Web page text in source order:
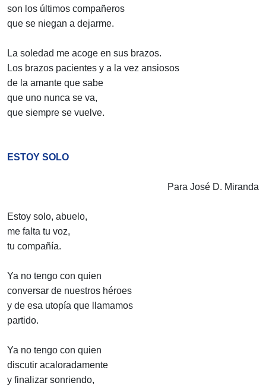
son los últimos compañeros
que se niegan a dejarme.
La soledad me acoge en sus brazos.
Los brazos pacientes y a la vez ansiosos
de la amante que sabe
que uno nunca se va,
que siempre se vuelve.
ESTOY SOLO
Para José D. Miranda
Estoy solo, abuelo,
me falta tu voz,
tu compañía.
Ya no tengo con quien
conversar de nuestros héroes
y de esa utopía que llamamos
partido.
Ya no tengo con quien
discutir acaloradamente
y finalizar sonriendo,